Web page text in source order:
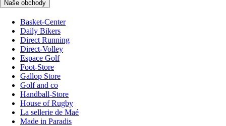
Naše obchody
Basket-Center
Daily Bikers
Direct Running
Direct-Volley
Espace Golf
Foot-Store
Gallop Store
Golf and co
Handball-Store
House of Rugby
La sellerie de Maé
Made in Paradis